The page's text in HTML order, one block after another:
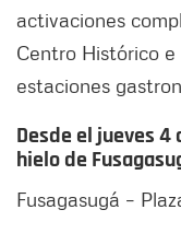
activaciones
Centro Histórico e
estaciones
Desde el jueves
hielo de
Fusagasugá –